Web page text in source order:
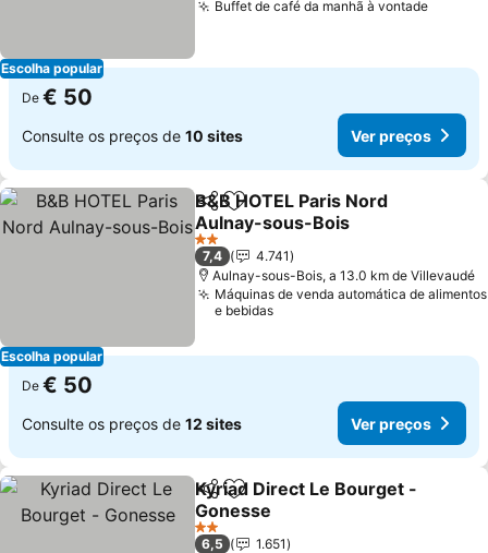
Escolha popular
Buffet de café da manhã à vontade
De € 50
Consulte os preços de 10 sites Ver preços
Escolha popular
PartilharAdicionar aos favoritos
B&B HOTEL Paris Nord
Aulnay-sous-Bois
2 Estrelas
7,4
4.741
Aulnay-sous-Bois, a 13.0 km de Villevaudé
Máquinas de venda automática de alimentos
e bebidas
De € 50
Consulte os preços de 12 sites Ver preços
PartilharAdicionar aos favoritos
Kyriad Direct Le Bourget -
Gonesse
2 Estrelas
6,5
1.651